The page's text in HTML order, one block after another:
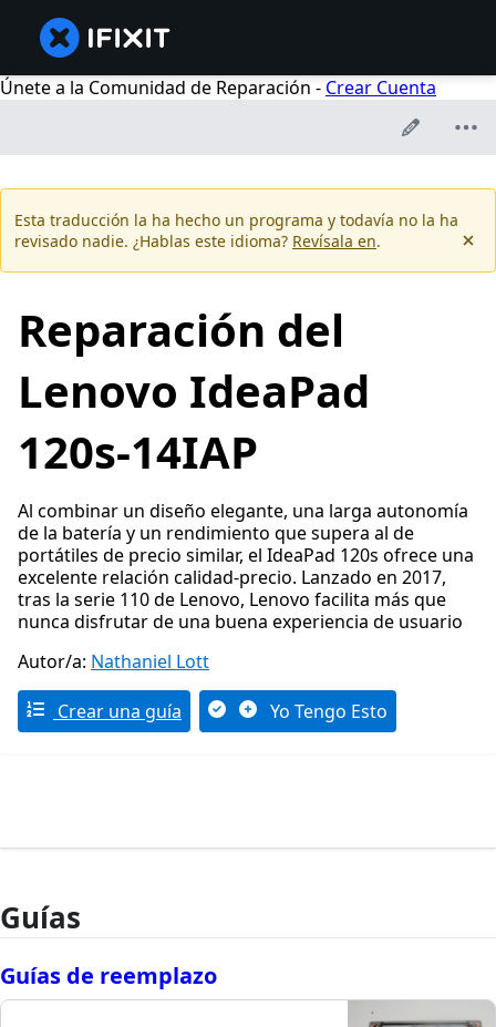
Únete a la Comunidad de Reparación - Crear Cuenta
Esta traducción la ha hecho un programa y todavía no la ha
revisado nadie. ¿Hablas este idioma? Revísala en.
Reparación del
Lenovo IdeaPad
120s-14IAP
Al combinar un diseño elegante, una larga autonomía
de la batería y un rendimiento que supera al de
portátiles de precio similar, el IdeaPad 120s ofrece una
excelente relación calidad-precio. Lanzado en 2017,
tras la serie 110 de Lenovo, Lenovo facilita más que
nunca disfrutar de una buena experiencia de usuario
Autor/a: Nathaniel Lott
Crear una guía Yo Tengo Esto
Guías
Guías de reemplazo